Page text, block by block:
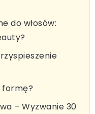
do włosów:
formę?
– Wyzwanie 30